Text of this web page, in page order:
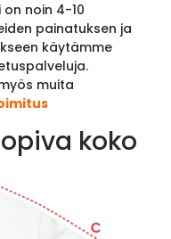
noin 4-10
painatuksen ja
käytämme
muita
koko